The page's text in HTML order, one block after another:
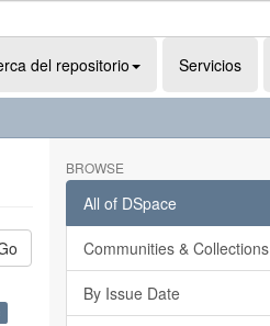
del repositorio Servicios
BROWSE
All of DSpace
Communities & Collections
By Issue Date